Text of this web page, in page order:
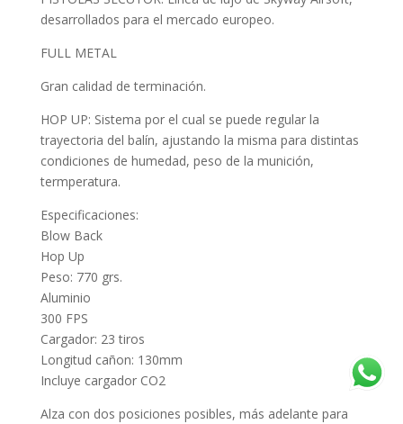
desarrollados para el mercado europeo.
FULL METAL
Gran calidad de terminación.
HOP UP: Sistema por el cual se puede regular la
trayectoria del balín, ajustando la misma para distintas
condiciones de humedad, peso de la munición,
termperatura.
Especificaciones:
Blow Back
Hop Up
Peso: 770 grs.
Aluminio
300 FPS
Cargador: 23 tiros
Longitud cañon: 130mm
Incluye cargador CO2
Alza con dos posiciones posibles, más adelante para